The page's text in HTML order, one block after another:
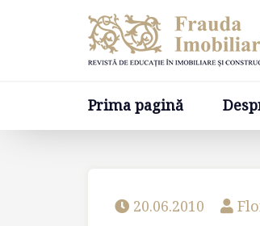
Prima pagină
Prima pagină Despre
20.06.2010